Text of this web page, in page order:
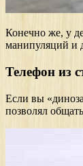
Конечно же, у
манипуляций и
Телефон из
Если вы
позволял